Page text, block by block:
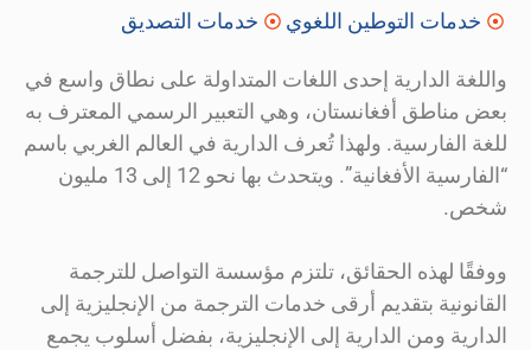
خدمات التوطين اللغوي
خدمات التصديق
واللغة الدارية إحدى اللغات المتداولة على نطاق واسع في
بعض مناطق أفغانستان، وهي التعبير الرسمي المعترف به
للغة الفارسية. ولهذا تُعرف الدارية في العالم الغربي باسم
“الفارسية الأفغانية”. ويتحدث بها نحو 12 إلى 13 مليون
شخص.
ووفقًا لهذه الحقائق، تلتزم مؤسسة التواصل للترجمة
القانونية بتقديم أرقى خدمات الترجمة من الإنجليزية إلى
الدارية ومن الدارية إلى الإنجليزية، بفضل أسلوب يجمع